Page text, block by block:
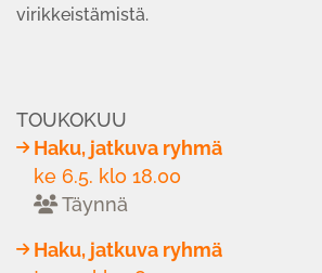
virikkeistämistä.
TOUKOKUU
Haku, jatkuva ryhmä
ke 6.5. klo 18.00
Täynnä
Haku, jatkuva ryhmä